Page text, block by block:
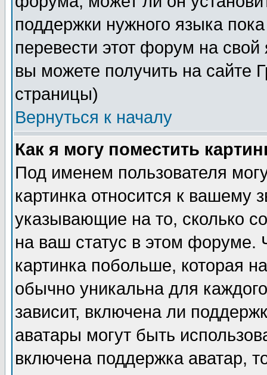
поддержки нужного языка
перевести этот форум на
вы можете получить на сайте
страницы)
Вернуться к началу
Как я могу поместить
Под именем пользователя
картинка относится к вашему
указывающие на то, сколько
на ваш статус в этом форуме.
картинка побольше, которая
обычно уникальна для
зависит, включена ли
аватары могут быть
включена поддержка аватар,